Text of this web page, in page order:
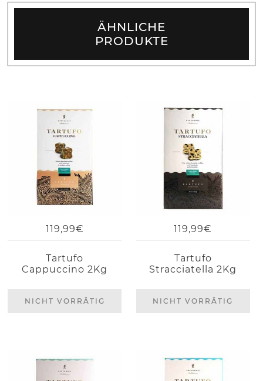
ÄHNLICHE
PRODUKTE
119,99€
Tartufo
Cappuccino 2Kg
NICHT VORRÄTIG
119,99€
Tartufo
Stracciatella 2Kg
NICHT VORRÄTIG